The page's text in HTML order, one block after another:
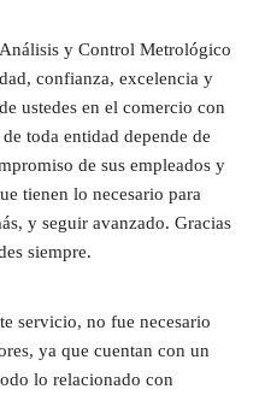
y Control Metrológico
confianza, excelencia y
ustedes en el comercio con
toda entidad depende de
de sus empleados y
tienen lo necesario para
y seguir avanzado. Gracias
siempre.
servicio, no fue necesario
ya que cuentan con un
lo relacionado con